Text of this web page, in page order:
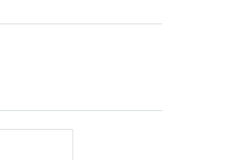
니다.